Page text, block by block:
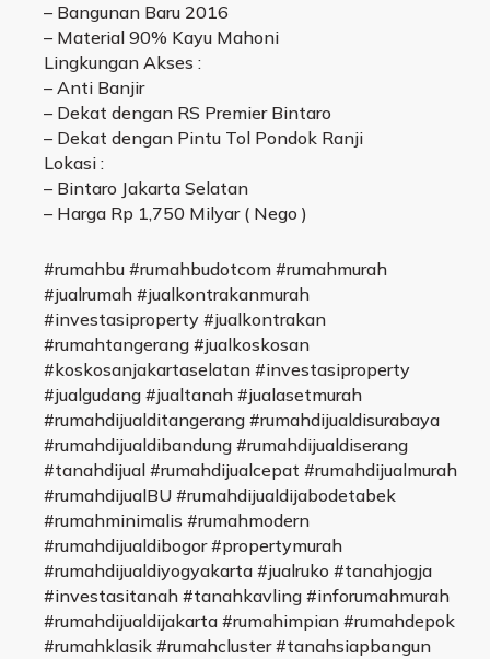
– Bangunan Baru 2016
– Material 90% Kayu Mahoni
Lingkungan Akses :
– Anti Banjir
– Dekat dengan RS Premier Bintaro
– Dekat dengan Pintu Tol Pondok Ranji
Lokasi :
– Bintaro Jakarta Selatan
– Harga Rp 1,750 Milyar ( Nego )
#rumahbu #rumahbudotcom #rumahmurah
#jualrumah #jualkontrakanmurah
#investasiproperty #jualkontrakan
#rumahtangerang #jualkoskosan
#koskosanjakartaselatan #investasiproperty
#jualgudang #jualtanah #jualasetmurah
#rumahdijualditangerang #rumahdijualdisurabaya
#rumahdijualdibandung #rumahdijualdiserang
#tanahdijual #rumahdijualcepat #rumahdijualmurah
#rumahdijualBU #rumahdijualdijabodetabek
#rumahminimalis #rumahmodern
#rumahdijualdibogor #propertymurah
#rumahdijualdiyogyakarta #jualruko #tanahjogja
#investasitanah #tanahkavling #inforumahmurah
#rumahdijualdijakarta #rumahimpian #rumahdepok
#rumahklasik #rumahcluster #tanahsiapbangun